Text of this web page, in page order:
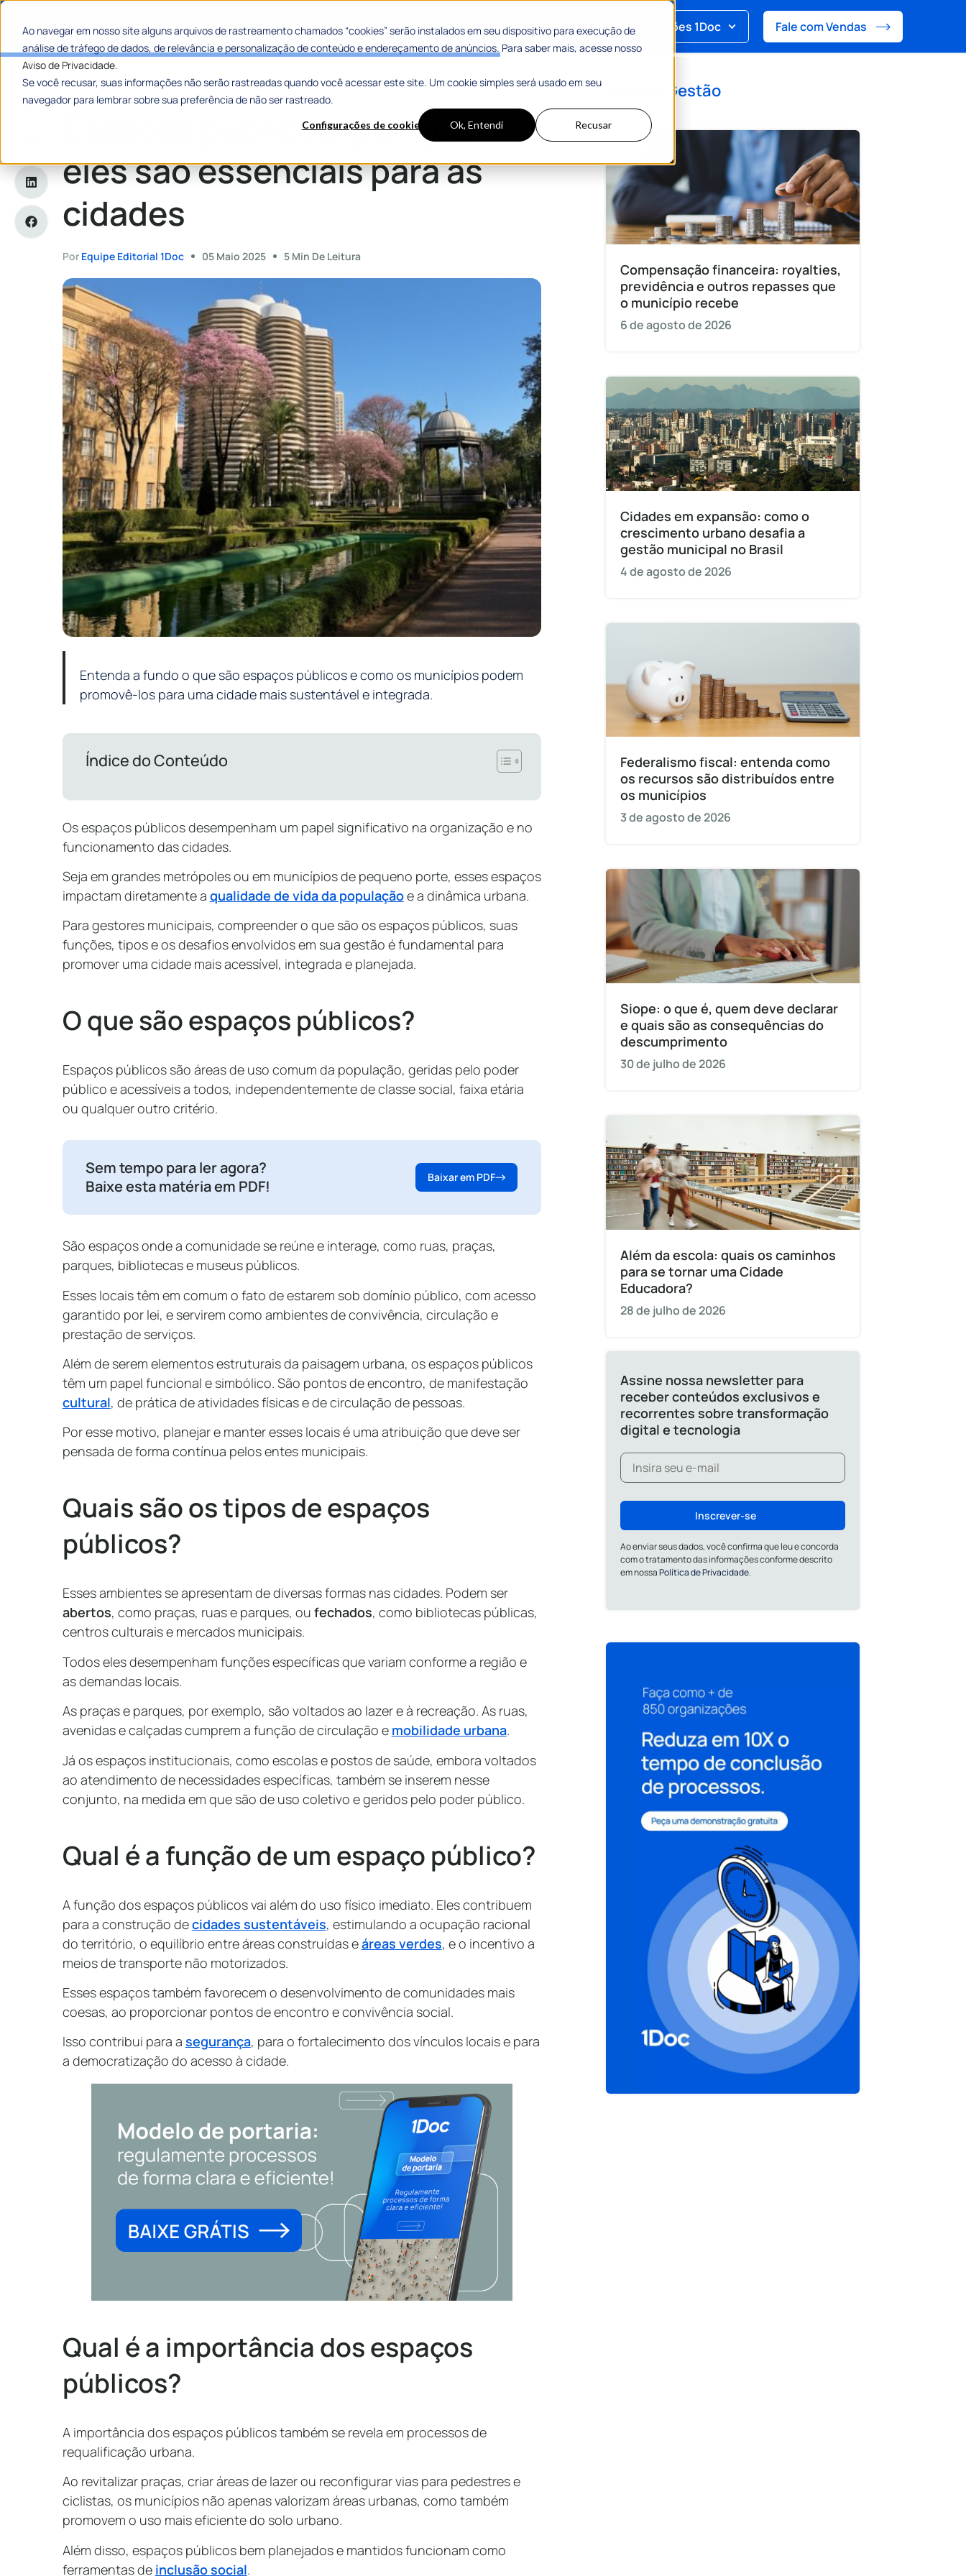
Ao navegar em nosso site alguns arquivos de rastreamento chamados “cookies” serão instalados em seu dispositivo para execução de
análise de tráfego de dados, de relevância e personalização de conteúdo e endereçamento de anúncios. Para saber mais, acesse nosso
Aviso de Privacidade.
Se você recusar, suas informações não serão rastreadas quando você acessar este site. Um cookie simples será usado em seu
navegador para lembrar sobre sua preferência de não ser rastreado.
Configurações de cookies Ok, Entendi Recusar
Categorias Histórias de Sucesso Materiais Gratuitos Soluções 1Doc Fale com Vendas
Home»Espaços públicos: por que eles são essenciais para as cidades
Espaços públicos: por que
eles são essenciais para as
cidades
Por Equipe Editorial 1Doc 05 Maio 2025 5 Min De Leitura
Entenda a fundo o que são espaços públicos e como os municípios podem
promovê-los para uma cidade mais sustentável e integrada.
Índice do Conteúdo
Os espaços públicos desempenham um papel significativo na organização e no
funcionamento das cidades.
Seja em grandes metrópoles ou em municípios de pequeno porte, esses espaços
impactam diretamente a qualidade de vida da populaçãoe a dinâmica urbana.
Para gestores municipais, compreender o que são os espaços públicos, suas
funções, tipos e os desafios envolvidos em sua gestão é fundamental para
promover uma cidade mais acessível, integrada e planejada.
O que são espaços públicos?
Espaços públicos são áreas de uso comum da população, geridas pelo poder
público e acessíveis a todos, independentemente de classe social, faixa etária
ou qualquer outro critério.
Sem tempo para ler agora?
Baixe esta matéria em PDF!
Baixar em PDF
São espaços onde a comunidade se reúne e interage, como ruas, praças,
parques, bibliotecas e museus públicos.
Esses locais têm em comum o fato de estarem sob domínio público, com acesso
garantido por lei, e servirem como ambientes de convivência, circulação e
prestação de serviços.
Além de serem elementos estruturais da paisagem urbana, os espaços públicos
têm um papel funcional e simbólico. São pontos de encontro, de manifestação
cultural, de prática de atividades físicas e de circulação de pessoas.
Por esse motivo, planejar e manter esses locais é uma atribuição que deve ser
pensada de forma contínua pelos entes municipais.
Quais são os tipos de espaços
públicos?
Esses ambientes se apresentam de diversas formas nas cidades. Podem ser
abertos, como praças, ruas e parques, ou fechados, como bibliotecas públicas,
centros culturais e mercados municipais.
Todos eles desempenham funções específicas que variam conforme a região e
as demandas locais.
As praças e parques, por exemplo, são voltados ao lazer e à recreação. As ruas,
avenidas e calçadas cumprem a função de circulação e mobilidade urbana.
Já os espaços institucionais, como escolas e postos de saúde, embora voltados
ao atendimento de necessidades específicas, também se inserem nesse
conjunto, na medida em que são de uso coletivo e geridos pelo poder público.
Qual é a função de um espaço público?
A função dos espaços públicos vai além do uso físico imediato. Eles contribuem
para a construção decidades sustentáveis, estimulando a ocupação racional
do território, o equilíbrio entre áreas construídas eáreas verdes, e o incentivo a
meios de transporte não motorizados.
Esses espaços também favorecem o desenvolvimento de comunidades mais
coesas, ao proporcionar pontos de encontro e convivência social.
Isso contribui para a segurança, para o fortalecimento dos vínculos locais e para
a democratização do acesso à cidade.
Qual é a importância dos espaços
públicos?
A importância dos espaços públicos também se revela em processos de
requalificação urbana.
Ao revitalizar praças, criar áreas de lazer ou reconfigurar vias para pedestres e
ciclistas, os municípios não apenas valorizam áreas urbanas, como também
promovem o uso mais eficiente do solo urbano.
Além disso, espaços públicos bem planejados e mantidos funcionam como
ferramentas de inclusão social.
Gestão
Compensação financeira: royalties,
previdência e outros repasses que
o município recebe
6 de agosto de 2026
Cidades em expansão: como o
crescimento urbano desafia a
gestão municipal no Brasil
4 de agosto de 2026
Federalismo fiscal: entenda como
os recursos são distribuídos entre
os municípios
3 de agosto de 2026
Siope: o que é, quem deve declarar
e quais são as consequências do
descumprimento
30 de julho de 2026
Além da escola: quais os caminhos
para se tornar uma Cidade
Educadora?
28 de julho de 2026
Assine nossa newsletter para
receber conteúdos exclusivos e
recorrentes sobre transformação
digital e tecnologia
Inscrever-se
Ao enviar seus dados, você confirma que leu e concorda
com o tratamento das informações conforme descrito
em nossaPolítica de Privacidade.